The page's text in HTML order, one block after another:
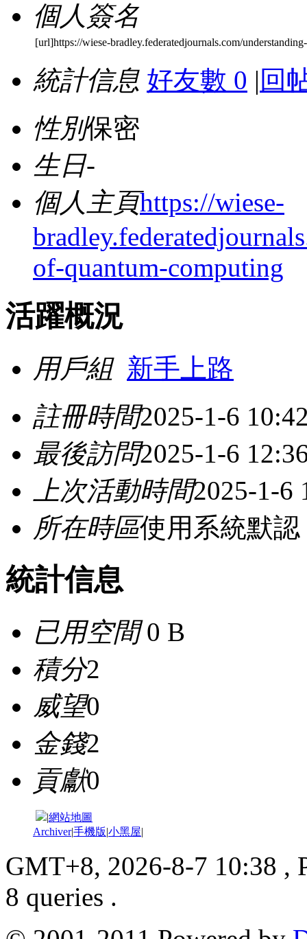
個人簽名
[url]https://wiese-bradley.federatedjournals.com/
統計信息 好友數 0 | 回
性別保密
生日-
個人主頁https://wiese-
of-quantum-computing
活躍概況
用戶組 新手上路
註冊時間2025-1-6
最後訪問2025-1-6
上次活動時間2025-1-6
所在時區使用系統默認
統計信息
已用空間0 B
積分2
威望0
金錢2
貢獻0
|網站地圖
Archiver|手機版|小黑屋|
GMT+8, 2026-8-7 10:38 ,
8 queries .